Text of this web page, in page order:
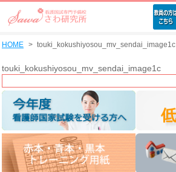
HOME touki_kokushiyosou_mv_sendai_image1c
touki_kokushiyosou_mv_sendai_image1c